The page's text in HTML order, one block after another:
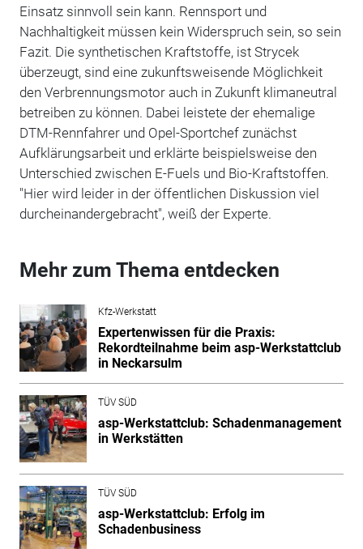
Einsatz sinnvoll sein kann. Rennsport und
Nachhaltigkeit müssen kein Widerspruch sein, so sein
Fazit. Die synthetischen Kraftstoffe, ist Strycek
überzeugt, sind eine zukunftsweisende Möglichkeit
den Verbrennungsmotor auch in Zukunft klimaneutral
betreiben zu können. Dabei leistete der ehemalige
DTM-Rennfahrer und Opel-Sportchef zunächst
Aufklärungsarbeit und erklärte beispielsweise den
Unterschied zwischen E-Fuels und Bio-Kraftstoffen.
"Hier wird leider in der öffentlichen Diskussion viel
durcheinandergebracht", weiß der Experte.
Mehr zum Thema entdecken
Kfz-Werkstatt
Expertenwissen für die Praxis:
Rekordteilnahme beim asp-Werkstattclub
in Neckarsulm
TÜV SÜD
asp-Werkstattclub: Schadenmanagement
in Werkstätten
TÜV SÜD
asp-Werkstattclub: Erfolg im
Schadenbusiness